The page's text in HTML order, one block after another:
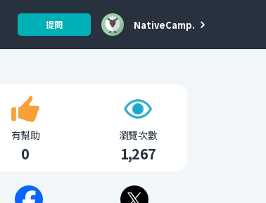
提問 NativeCamp.
有幫助
0
瀏覽次數
1,267